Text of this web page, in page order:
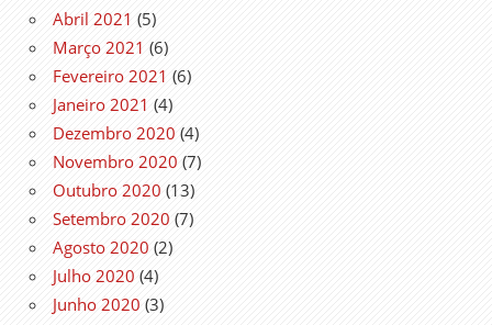
Abril 2021 (5)
Março 2021 (6)
Fevereiro 2021 (6)
Janeiro 2021 (4)
Dezembro 2020 (4)
Novembro 2020 (7)
Outubro 2020 (13)
Setembro 2020 (7)
Agosto 2020 (2)
Julho 2020 (4)
Junho 2020 (3)